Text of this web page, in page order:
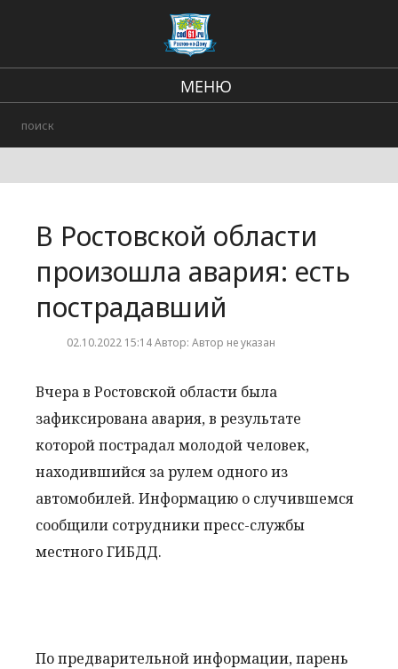
МЕНЮ
Городские события
В Ростовской области
произошла авария: есть
пострадавший
02.10.2022 15:14 Автор: Автор не указан
Вчера в Ростовской области была
зафиксирована авария, в результате
которой пострадал молодой человек,
находившийся за рулем одного из
автомобилей. Информацию о случившемся
сообщили сотрудники пресс-службы
местного ГИБДД.
По предварительной информации, парень